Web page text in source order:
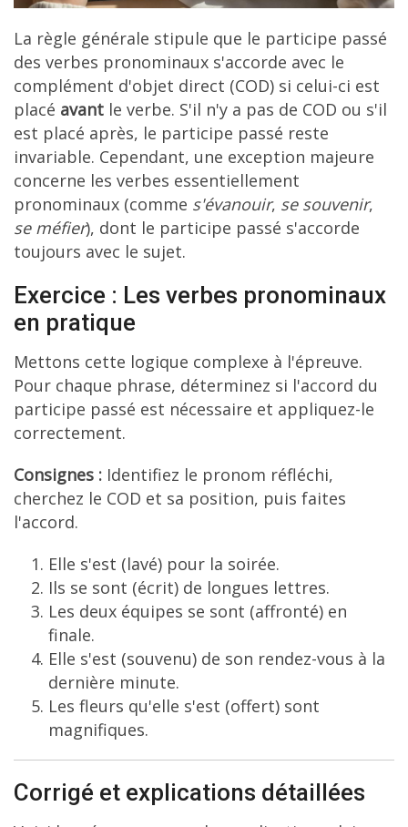
La règle générale stipule que le participe passé
des verbes pronominaux s'accorde avec le
complément d'objet direct (COD) si celui-ci est
placé avant le verbe. S'il n'y a pas de COD ou s'il
est placé après, le participe passé reste
invariable. Cependant, une exception majeure
concerne les verbes essentiellement
pronominaux (comme s'évanouir, se souvenir,
se méfier), dont le participe passé s'accorde
toujours avec le sujet.
Exercice : Les verbes pronominaux
en pratique
Mettons cette logique complexe à l'épreuve.
Pour chaque phrase, déterminez si l'accord du
participe passé est nécessaire et appliquez-le
correctement.
Consignes : Identifiez le pronom réfléchi,
cherchez le COD et sa position, puis faites
l'accord.
Elle s'est (lavé) pour la soirée.
Ils se sont (écrit) de longues lettres.
Les deux équipes se sont (affronté) en
finale.
Elle s'est (souvenu) de son rendez-vous à la
dernière minute.
Les fleurs qu'elle s'est (offert) sont
magnifiques.
Corrigé et explications détaillées